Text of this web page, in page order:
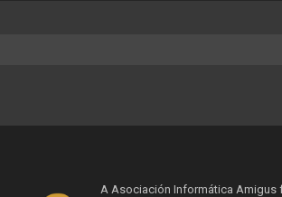
A Asociación Informática Amigus